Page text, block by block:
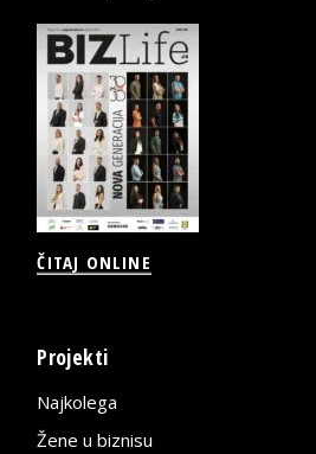
ČITAJ ONLINE
Projekti
Najkolega
Žene u biznisu